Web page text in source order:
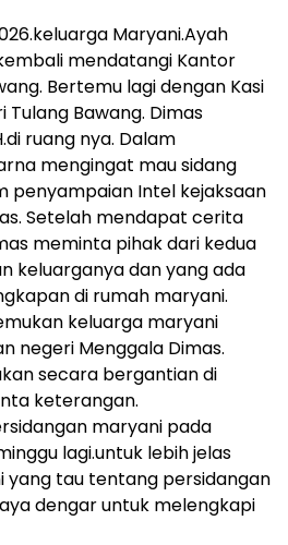
Maryani.Ayah
mendatangi Kantor
Bertemu lagi dengan Kasi
Tulang Bawang. Dimas
ruang nya. Dalam
mengingat mau sidang
penyampaian Intel kejaksaan
Setelah mendapat cerita
meminta pihak dari kedua
keluarganya dan yang ada
di rumah maryani.
keluarga maryani
negeri Menggala Dimas.
secara bergantian di
keterangan.
maryani pada
lagi.untuk lebih jelas
yang tau tentang persidangan
dengar untuk melengkapi